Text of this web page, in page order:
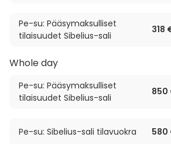
käytön eri tapahtumatyypeissä.
mikä tekee Sibelius-salista toimivan
esimerkiksi esityksiin,
musiikkipainotteisiin tapahtumiin.
salin kanssa tai itsenäisesti
tilaisuudelle.
Pe-su: Pääsymaksulliset
tilaisuudet Sibelius-sali
318
Whole day
Pe-su: Pääsymaksulliset
tilaisuudet Sibelius-sali
850
Pe-su: Sibelius-sali tilavuokra 580